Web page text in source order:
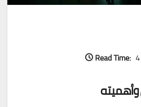
Read Time: